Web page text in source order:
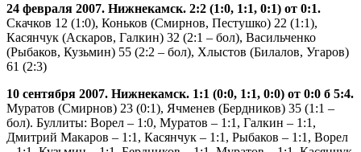
24 февраля 2007. Нижнекамск. 2:2 (1:0, 1:1, 0:1) от 0:1.
Скачков 12 (1:0), Коньков (Смирнов, Пестушко) 22 (1:1),
Касянчук (Аскаров, Галкин) 32 (2:1 – бол), Васильченко
(Рыбаков, Кузьмин) 55 (2:2 – бол), Хлыстов (Билалов, Угаров)
61 (2:3)
10 сентября 2007. Нижнекамск. 1:1 (0:0, 1:1, 0:0) от 0:0 б 5:4.
Муратов (Смирнов) 23 (0:1), Ячменев (Бердников) 35 (1:1 –
бол). Буллиты: Ворел – 1:0, Муратов – 1:1, Галкин – 1:1,
Дмитрий Макаров – 1:1, Касянчук – 1:1, Рыбаков – 1:1, Ворел